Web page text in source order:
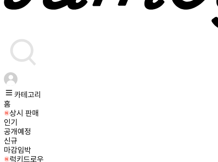
카테고리
홈
상시 판매
인기
공개예정
신규
마감임박
럭키드로우